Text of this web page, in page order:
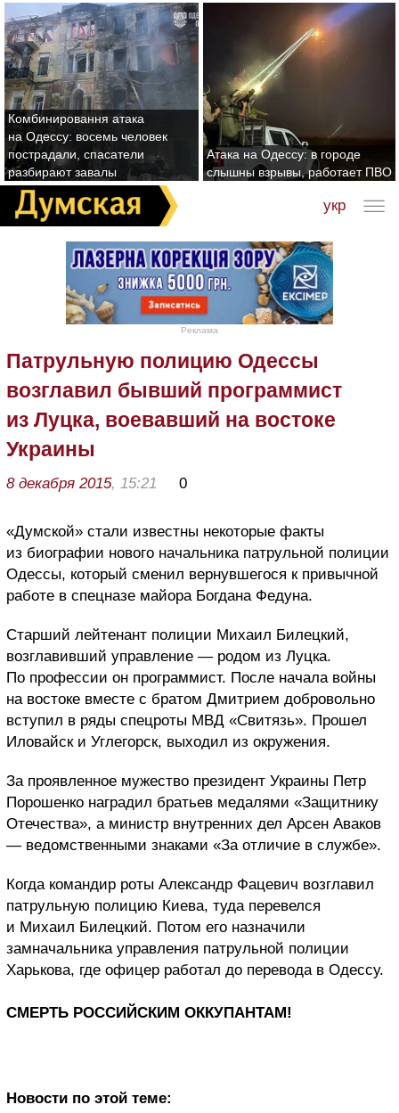
Комбинировання атака
на Одессу: восемь человек
пострадали, спасатели
разбирают завалы
Атака на Одессу: в городе
слышны взрывы, работает ПВО
укр
Реклама
Патрульную полицию Одессы
возглавил бывший программист
из Луцка, воевавший на востоке
Украины
8 декабря 2015, 15:21 0
«Думской» стали известны некоторые факты
из биографии нового начальника патрульной полиции
Одессы, который сменил вернувшегося к привычной
работе в спецназе майора Богдана Федуна.
Старший лейтенант полиции Михаил Билецкий,
возглавивший управление — родом из Луцка.
По профессии он программист. После начала войны
на востоке вместе с братом Дмитрием добровольно
вступил в ряды спецроты МВД «Свитязь». Прошел
Иловайск и Углегорск, выходил из окружения.
За проявленное мужество президент Украины Петр
Порошенко наградил братьев медалями «Защитнику
Отечества», а министр внутренних дел Арсен Аваков
— ведомственными знаками «За отличие в службе».
Когда командир роты Александр Фацевич возглавил
патрульную полицию Киева, туда перевелся
и Михаил Билецкий. Потом его назначили
замначальника управления патрульной полиции
Харькова, где офицер работал до перевода в Одессу.
СМЕРТЬ РОССИЙСКИМ ОККУПАНТАМ!
Новости по этой теме: